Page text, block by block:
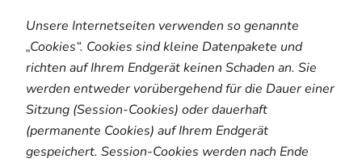
Unsere Internetseiten verwenden so genannte
„Cookies“. Cookies sind kleine Datenpakete und
richten auf Ihrem Endgerät keinen Schaden an. Sie
werden entweder vorübergehend für die Dauer einer
Sitzung (Session-Cookies) oder dauerhaft
(permanente Cookies) auf Ihrem Endgerät
gespeichert. Session-Cookies werden nach Ende